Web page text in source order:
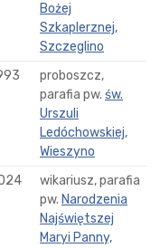
Bożej
Szkaplerznej,
Szczeglino
proboszcz,
parafia pw. św.
Urszuli
Ledóchowskiej,
Wieszyno
wikariusz, parafia
pw. Narodzenia
Najświętszej
Maryi Panny,